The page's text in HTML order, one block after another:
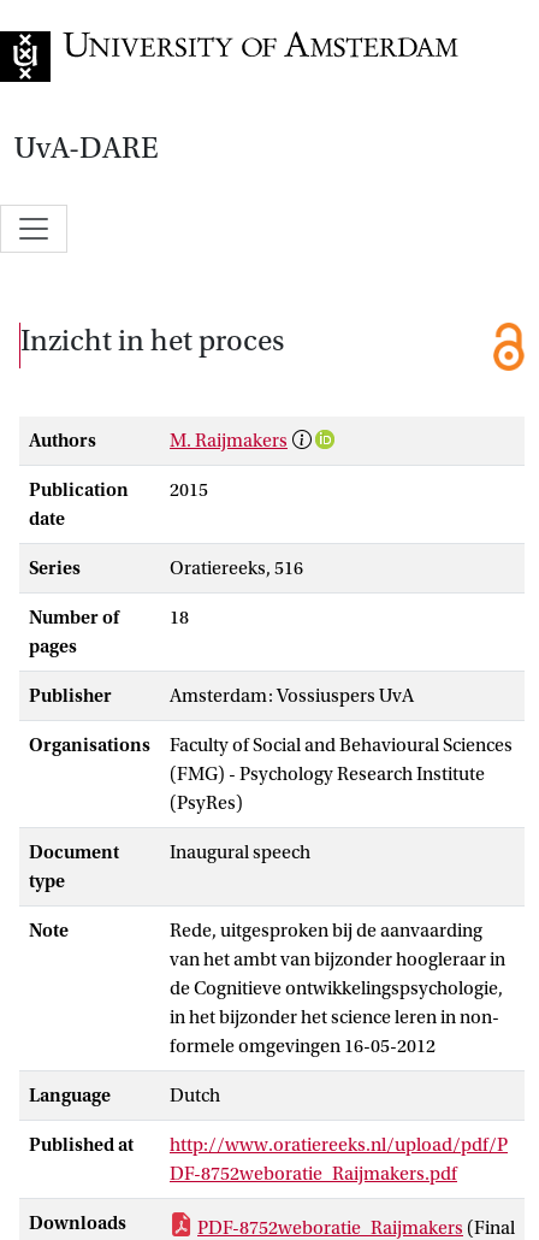
UvA-DARE
Inzicht in het proces
Authors M. Raijmakers
Publication
date
2015
Series Oratiereeks, 516
Number of
pages
18
Publisher Amsterdam: Vossiuspers UvA
Organisations
Faculty of Social and Behavioural Sciences
(FMG) - Psychology Research Institute
(PsyRes)
Document
type
Inaugural speech
Note
Rede, uitgesproken bij de aanvaarding
van het ambt van bijzonder hoogleraar in
de Cognitieve ontwikkelingspsychologie,
in het bijzonder het science leren in non-
formele omgevingen 16-05-2012
Language Dutch
Published at
http://www.oratiereeks.nl/upload/pdf/P
DF-8752weboratie_Raijmakers.pdf
Downloads PDF-8752weboratie_Raijmakers (Final